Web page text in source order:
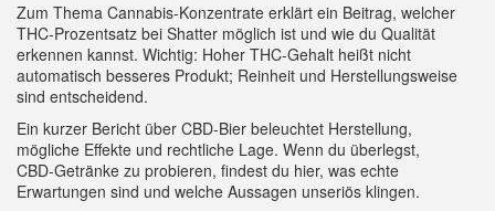
Zum Thema Cannabis‑Konzentrate erklärt ein Beitrag, welcher
THC‑Prozentsatz bei Shatter möglich ist und wie du Qualität
erkennen kannst. Wichtig: Hoher THC‑Gehalt heißt nicht
automatisch besseres Produkt; Reinheit und Herstellungsweise
sind entscheidend.
Ein kurzer Bericht über CBD‑Bier beleuchtet Herstellung,
mögliche Effekte und rechtliche Lage. Wenn du überlegst,
CBD‑Getränke zu probieren, findest du hier, was echte
Erwartungen sind und welche Aussagen unseriös klingen.